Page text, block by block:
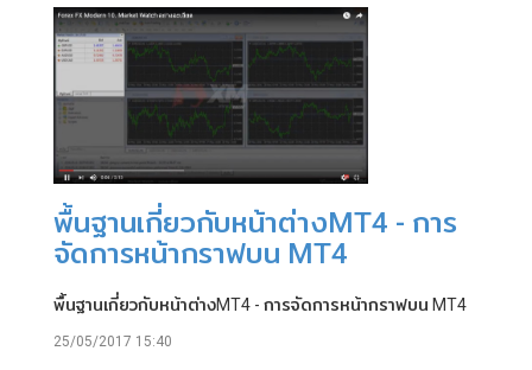
พื้นฐานเกี่ยวกับหน้าต่างMT4 - การ
จัดการหน้ากราฟบน MT4
พื้นฐานเกี่ยวกับหน้าต่างMT4 - การจัดการหน้ากราฟบน MT4
25/05/2017 15:40